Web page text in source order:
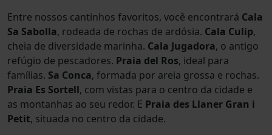
Entre nossos cantinhos favoritos, você encontrará Cala
Sa Sabolla, rodeada de rochas de ardósia. Cala Culip,
cheia de diversidade marinha. Cala Jugadora, o antigo
refúgio de pescadores. Praia del Ros, ideal para
famílias. Sa Conca, formada por areia grossa e rochas.
Praia Es Sortell, com vistas para o centro da cidade e
as montanhas ao seu redor. E Praia des Llaner Gran i
Petit, situada no centro da cidade.